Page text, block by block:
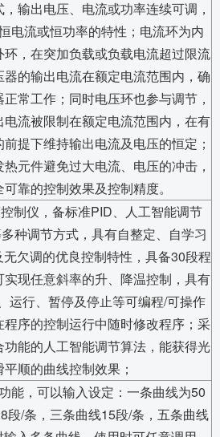
输出电压、电流或功率连续可调，
电流或恒功率的特性；电流环为内
，在突加负载或负载电流超过限流
的输出电流在额定电流范围内，确
常工作；同时电压环也参与调节，
流被限制在额定电流范围内，在有
提下维持输出电流及电压的恒定；
元件避免过大电流、电压的冲击，
靠的控制效果及控制精度。
制仪，备标准PID、人工智能调节
种调节方式，具有自整定、自学习
欠调的优良控制特性，具备30段程
实现任意斜率的升、降温控制，具有
运行、暂停及停止等可编程/可操作
序的控制运行中随时修改程序；采
功能的人工智能调节算法，能获得光
平顺的曲线控制效果；
能，可以输入设定：一条曲线为50
段/条，三条曲线15段/条，五条曲线